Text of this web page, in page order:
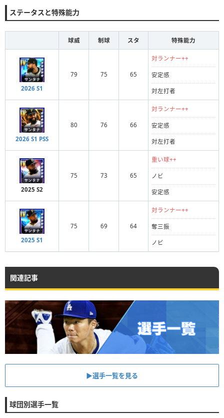
ステータスと特殊能力
球威 制球 スタ 特殊能力
2026 S1
79 75 65
対ランナー++
安定感
対左打者
2026 S1 PSS
80 76 66
対ランナー++
安定感
対左打者
2025 S2
75 73 65
重い球++
ノビ
安定感
2025 S1
75 69 64
対ランナー++
奪三振
ノビ
関連記事
▶︎選手一覧を見る
球団別選手一覧